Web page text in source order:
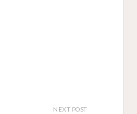
NEXT POST